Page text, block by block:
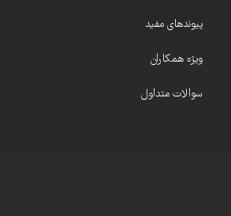
پیوندهای مفید
ویژه همکاران
سوالات متداول